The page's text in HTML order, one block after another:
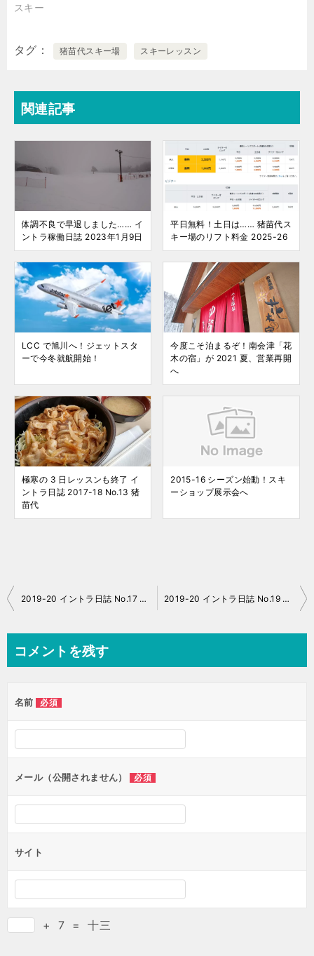
スキー
タグ 猪苗代スキー場 スキーレッスン
関連記事
体調不良で早退しました…… イ
ントラ稼働日誌 2023年1月9日
平日無料！土日は…… 猪苗代ス
キー場のリフト料金 2025-26
LCC で旭川へ！ジェットスタ
ーで今冬就航開始！
今度こそ泊まるぞ！南会津「花
木の宿」が 2021 夏、営業再開
へ
極寒の 3 日レッスンも終了 イ
ントラ日誌 2017-18 No.13 猪
苗代
2015-16 シーズン始動！スキ
ーショップ展示会へ
投
ビ
ー
シ
ョ
ン
2019-20 イントラ日誌 No.17 猪苗代 2019-20 イントラ日誌 No.19 猪苗代
コメントを残す
名前 必須
メール（公開されません） 必須
サイト
+ 7 = 十三